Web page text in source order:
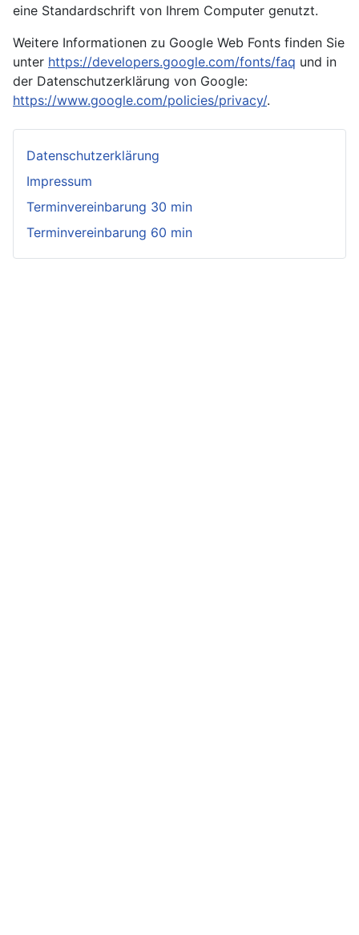
eine Standardschrift von Ihrem Computer genutzt.
Weitere Informationen zu Google Web Fonts finden Sie
unter https://developers.google.com/fonts/faq und in
der Datenschutzerklärung von Google:
https://www.google.com/policies/privacy/.
Datenschutzerklärung
Impressum
Terminvereinbarung 30 min
Terminvereinbarung 60 min